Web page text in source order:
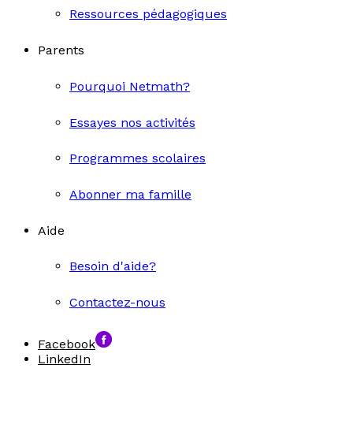
Ressources pédagogiques
Parents
Pourquoi Netmath?
Essayes nos activités
Programmes scolaires
Abonner ma famille
Aide
Besoin d'aide?
Contactez-nous
Facebook
LinkedIn